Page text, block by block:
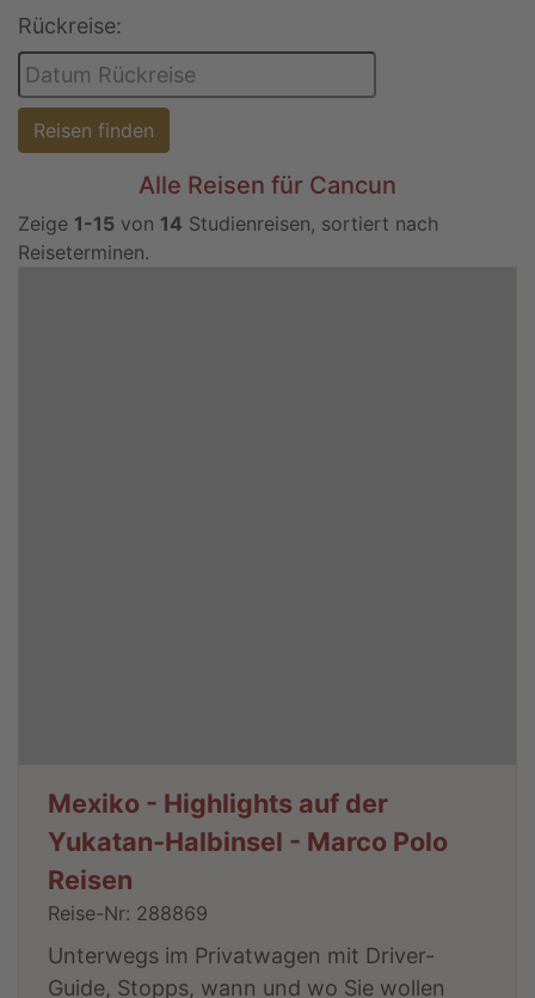
Rückreise:
Reisen finden
Alle Reisen für Cancun
Zeige 1-15 von 14 Studienreisen, sortiert nach
Reiseterminen.
Mexiko - Highlights auf der
Yukatan-Halbinsel - Marco Polo
Reisen
Reise-Nr: 288869
Unterwegs im Privatwagen mit Driver-
Guide, Stopps, wann und wo Sie wollen